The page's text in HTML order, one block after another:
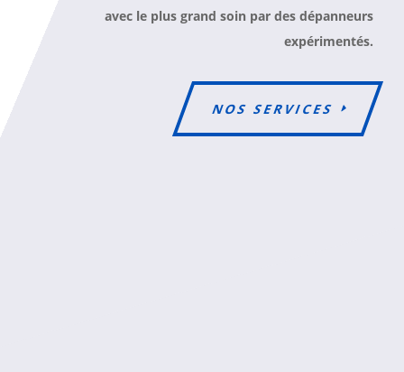
avec le plus grand soin par des dépanneurs
expérimentés.
NOS SERVICES